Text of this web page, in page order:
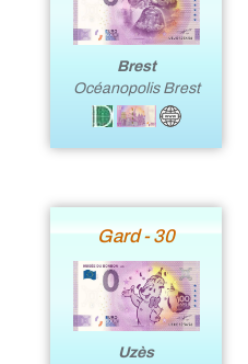
Brest
Océanopolis Brest
Gard - 30
Uzès